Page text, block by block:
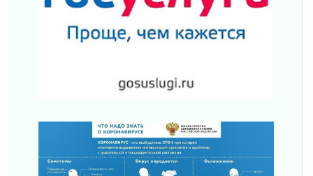
«Активное лето»
02 августа 2026
Ленобласть отметила заслуги жителей перед
Ладога — не пруд
ПСК через Гослуслуги напомнит жителям
Ленинградской области о неоплаченных
счетах
02 августа 2026